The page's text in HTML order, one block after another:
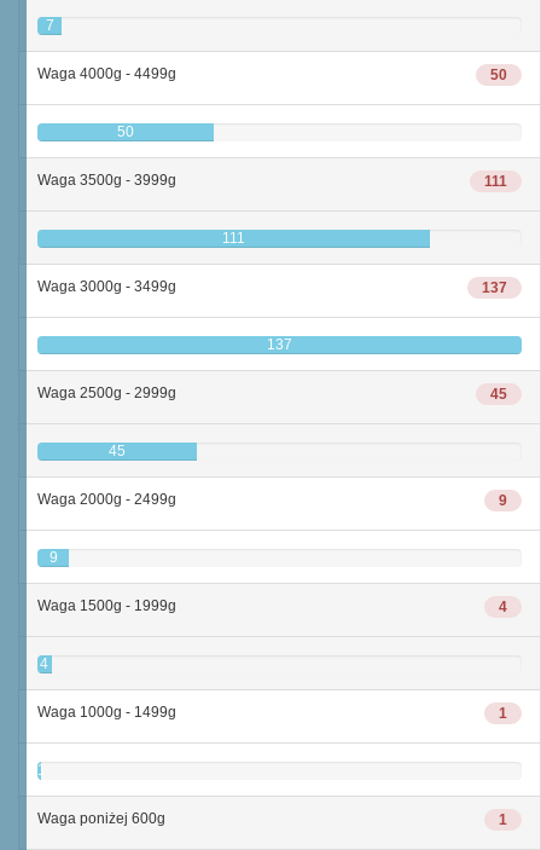
7
50
Waga 4000g - 4499g
50
111
Waga 3500g - 3999g
111
137
Waga 3000g - 3499g
137
45
Waga 2500g - 2999g
45
9
Waga 2000g - 2499g
9
4
Waga 1500g - 1999g
4
1
Waga 1000g - 1499g
1
1
Waga poniżej 600g